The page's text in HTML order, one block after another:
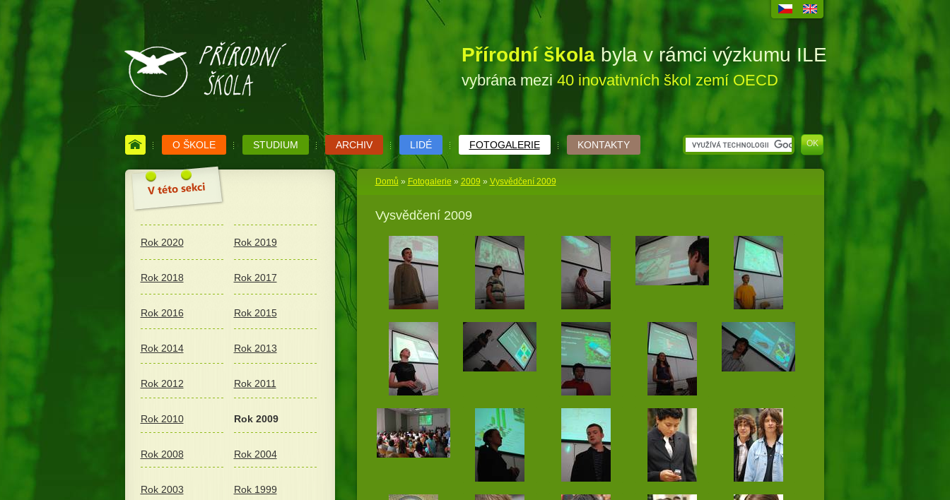
Přírodní školabyla v rámci výzkumu ILE
vybrána mezi40 inovativních škol zemí OECD
O ŠKOLE STUDIUM ARCHIV LIDÉ FOTOGALERIE KONTAKTY
Rok 2020 Rok 2019
Rok 2018 Rok 2017
Rok 2016 Rok 2015
Rok 2014 Rok 2013
Rok 2012 Rok 2011
Rok 2010 Rok 2009
Rok 2008 Rok 2004
Rok 2003 Rok 1999
Domů » Fotogalerie » 2009 » Vysvědčení 2009
Vysvědčení 2009